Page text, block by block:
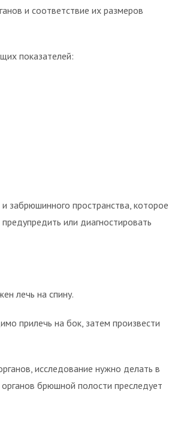
и соответствие их размеров
показателей:
забрюшинного пространства, которое
или диагностировать
лечь на спину.
прилечь на бок, затем произвести
исследование нужно делать в
брюшной полости преследует